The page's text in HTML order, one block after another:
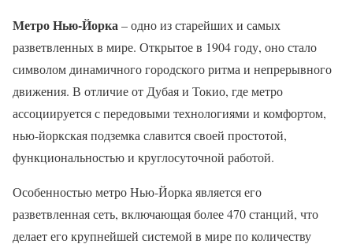
Метро Нью-Йорка– одно из старейших и самых
разветвленных в мире. Открытое в 1904 году, оно стало
символом динамичного городского ритма и непрерывного
движения. В отличие от Дубая и Токио, где метро
ассоциируется с передовыми технологиями и комфортом,
нью-йоркская подземка славится своей простотой,
функциональностью и круглосуточной работой.
Особенностью метро Нью-Йорка является его
разветвленная сеть, включающая более 470 станций, что
делает его крупнейшей системой в мире по количеству